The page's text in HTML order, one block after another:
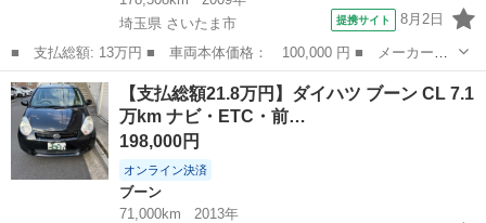
埼玉県 さいたま市
提携サイト 8月2日
■ 支払総額: 13万円 ■ 車両本体価格： 100,000 円 ■ メーカー
名： ダイハツ ■ 車種名： ミラ ■ グレード名： Ｘスペシャ
ル Ｘスペシャル ■ 排気量： 660cc ■ ドア枚数： 5D ■ ミッシ
ョン...
埼玉 さいたま市 ミラ
【支払総額21.8万円】ダイハツ ブーン CL 7.1
万km ナビ・ETC・前…
198,000円
オンライン決済
ブーン
71,000km
2013年